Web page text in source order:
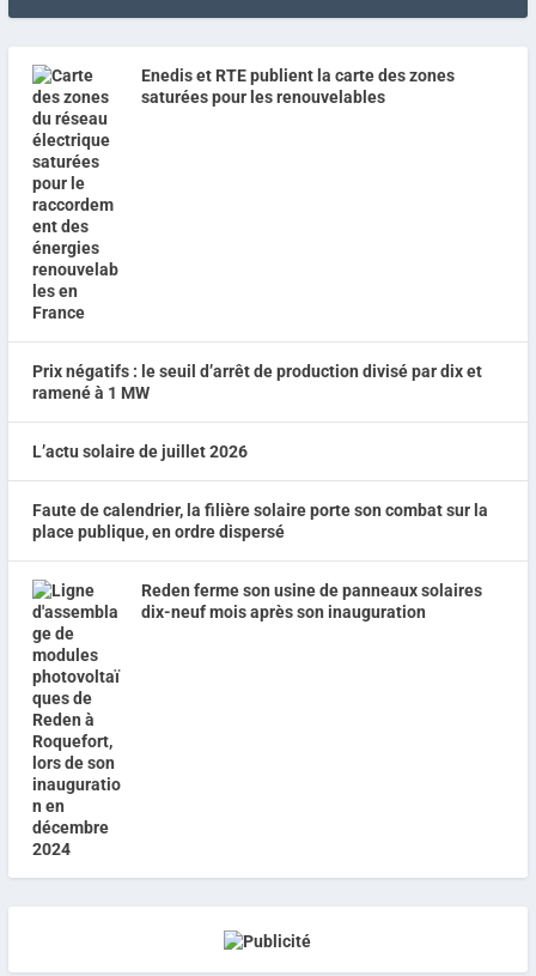
Enedis et RTE publient la carte des zones
saturées pour les renouvelables
Prix négatifs : le seuil d’arrêt de production divisé par dix et
ramené à 1 MW
L’actu solaire de juillet 2026
Faute de calendrier, la filière solaire porte son combat sur la
place publique, en ordre dispersé
Reden ferme son usine de panneaux solaires
dix-neuf mois après son inauguration